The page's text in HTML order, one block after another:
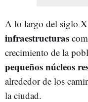
A lo largo del siglo
infraestructuras
crecimiento de la
pequeños núcleos
alrededor de los
la ciudad.